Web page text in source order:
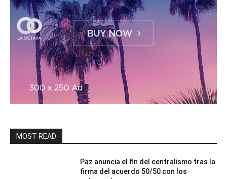
MOST READ
Paz anuncia el fin del centralismo tras la
firma del acuerdo 50/50 con los